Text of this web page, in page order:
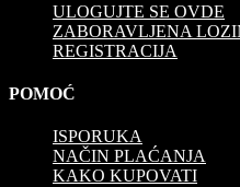
ULOGUJTE SE OVDE
ZABORAVLJENA
REGISTRACIJA
POMOĆ
ISPORUKA
NAČIN PLAĆANJA
KAKO KUPOVATI